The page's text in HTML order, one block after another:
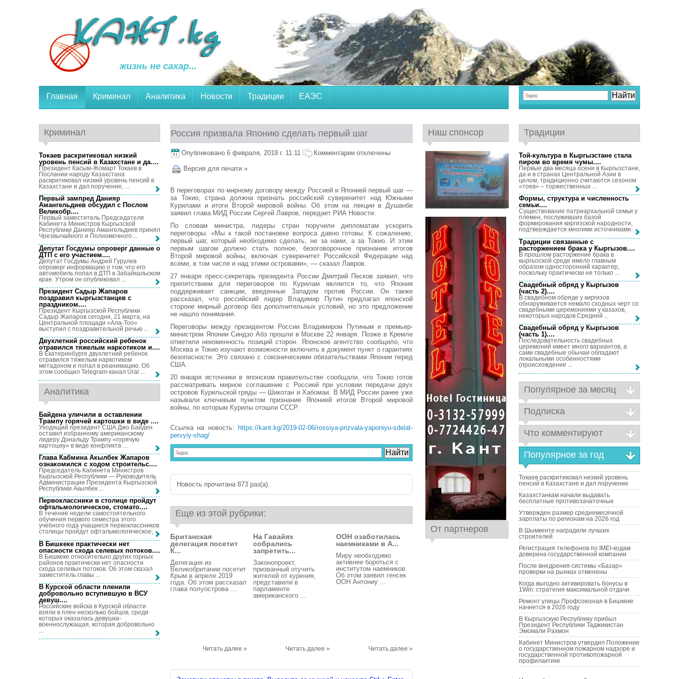
жизнь не сахар...
Главная Криминал Аналитика Новости Традиции ЕАЭС
Россия призвала Японию сделать первый шаг
Опубликовано 6 февраля, 2019 г. 11:11 Комментарии отключены
Версия для печати »
В переговорах по мирному договору между Россией и Японией первый шаг —
за Токио, страна должна признать российский суверенитет над Южными
Курилами и итоги Второй мировой войны. Об этом на лекции в Душанбе
заявил глава МИД России Сергей Лавров, передает РИА Новости.
По словам министра, лидеры стран поручили дипломатам ускорить
переговоры. «Мы к такой постановке вопроса давно готовы. К сожалению,
первый шаг, который необходимо сделать, не за нами, а за Токио. И этим
первым шагом должно стать полное, безоговорочное признание итогов
Второй мировой войны, включая суверенитет Российской Федерации над
всеми, в том числе и над этими островами», — сказал Лавров.
27 января пресс-секретарь президента России Дмитрий Песков заявил, что
препятствием для переговоров по Курилам является то, что Япония
поддерживает санкции, введенные Западом против России. Он также
рассказал, что российский лидер Владимир Путин предлагал японской
стороне мирный договор без дополнительных условий, но это предложение
не нашло понимания.
Переговоры между президентом России Владимиром Путиным и премьер-
министром Японии Синдзо Абэ прошли в Москве 22 января. Позже в Кремле
отметили неизменность позиций сторон. Японское агентство сообщило, что
Москва и Токио изучают возможности включить в документ пункт о гарантиях
безопасности. Это связано с союзническими обязательствами Японии перед
США.
20 января источники в японском правительстве сообщали, что Токио готов
рассматривать мирное соглашение с Россией при условии передачи двух
островов Курильской гряды — Шикотан и Хабомаи. В МИД России ранее уже
называли ключевым пунктом признание Японией итогов Второй мировой
войны, по которым Курилы отошли СССР.
Ссылка на новость:
https://kant.kg/2019-02-06/rossiya-prizvala-yaponiyu-sdelat-
pervyiy-shag/
Новость прочитана 873 раз(a).
Еще из этой рубрики:
Британская
делегация посетит
К...
Делегация из
Великобритании посетит
Крым в апреле 2019
года. Об этом рассказал
глава полуострова ...
Читать далее »
На Гавайях
собрались
запретить...
Законопроект,
призванный отучить
жителей от курения,
представили в
парламенте
американского ...
Читать далее »
ООН озаботилась
наемниками в А...
Миру необходимо
активнее бороться с
институтом наемников.
Об этом заявил генсек
ООН Антониу ...
Читать далее »
Криминал
Токаев раскритиковал низкий
уровень пенсий в Казахстане и да....
Президент Касым-Жомарт Токаев в
Послании народу Казахстана
раскритиковал низкий уровень пенсий в
Казахстане и дал поручение, ...
Первый зампред Данияр
Амангельдиев обсудил с Послом
Великобр....
Первый заместитель Председателя
Кабинета Министров Кыргызской
Республики Данияр Амангельдиев принял
Чрезвычайного и Полномочного ...
Депутат Госдумы опроверг данные о
ДТП с его участием....
Депутат Госдумы Андрей Гурулев
опроверг информацию о том, что его
автомобиль попал в ДТП в Забайкальском
крае. Утром он опубликовал ...
Президент Садыр Жапаров
поздравил кыргызстанцев с
праздником....
Президент Кыргызской Республики
Садыр Жапаров сегодня, 21 марта, на
Центральной площади «Ала-Тоо»
выступил с поздравительной речью ...
Двухлетний российский ребенок
отравился тяжелым наркотиком и....
В Екатеринбурге двухлетний ребенок
отравился тяжелым наркотиком
метадоном и попал в реанимацию. Об
этом сообщил Telegram-канал Ural ...
Аналитика
Байдена уличили в оставлении
Трампу горячей картошки в виде ....
Уходящий президент США Джо Байден
оставил избранному американскому
лидеру Дональду Трампу «горячую
картошку» в виде конфликта ...
Глава Кабмина Акылбек Жапаров
ознакомился с ходом строительс....
Председатель Кабинета Министров
Кыргызской Республики — Руководитель
Администрации Президента Кыргызской
Республики Акылбек ...
Первоклассники в столице пройдут
офтальмологическое, стомато....
В течение недели самостоятельного
обучения первого семестра этого
учебного года учащиеся первоклассников
столицы пройдут офтальмологическое, ...
В Бишкеке практически нет
опасности схода селевых потоков....
В Бишкеке относительно других горных
районов практически нет опасности
схода селевых потоков. Об этом сказал
заместитель главы ...
В Курской области пленили
добровольно вступившую в ВСУ
девуш....
Российские войска в Курской области
взяли в плен несколько бойцов, среди
которых оказалась девушка-
военнослужащая, которая добровольно
...
Наш спонсор
От партнеров
Традиции
Той-культура в Кыргызстане стала
пиром во время чумы....
Первые два месяца осени в Кыргызстане,
да и в странах Центральной Азии в
целом, традиционно считаются сезоном
«тоев» – торжественных ...
Формы, структура и численность
семьи....
Существование патриархальной семьи у
племен, послуживших базой
формирования киргизской народности,
подтверждается многими источниками. ...
Традиции связанные с
расторжением брака у Кыргызов....
В прошлом расторжение брака в
кыргызской среде имело главным
образом односторонний характер,
поскольку практически не только ...
Свадебный обряд у Кыргызов
(часть 2)....
В свадебном обряде у киргизов
обнаруживается немало сходных черт со
свадебными церемониями у казахов,
некоторых народов Средней ...
Свадебный обряд у Кыргызов
(часть 1)....
Последовательность свадебных
церемоний имеет много вариантов, а
сами свадебные обычаи обладают
локальными особенностями
(происхождение ...
Популярное за месяц
Подписка
Что комментируют
Популярное за год
Токаев раскритиковал низкий уровень
пенсий в Казахстане и дал поручение
Казахстанкам начали выдавать
бесплатные противозачаточные
Утвержден размер среднемесячной
зарплаты по регионам на 2026 год
В Шымкенте наградили лучших
строителей
Регистрация телефонов по IMEI-кодам
доверена государственной компании
После внедрения системы «Базар»
проверки на рынках отменены
Когда выгодно активировать бонусы в
1Win: стратегия максимальной отдачи
Ремонт улицы Профсоюзная в Бишкеке
начнется в 2026 году
В Кыргызскую Республику прибыл
Президент Республики Таджикистан
Эмомали Рахмон
Кабинет Министров утвердил Положение
о государственном пожарном надзоре и
государственной противопожарной
профилактике